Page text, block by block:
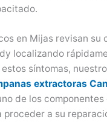
en Mijas revisan su
localizando
síntomas, nuestro
extractoras
de los componentes
proceder a su